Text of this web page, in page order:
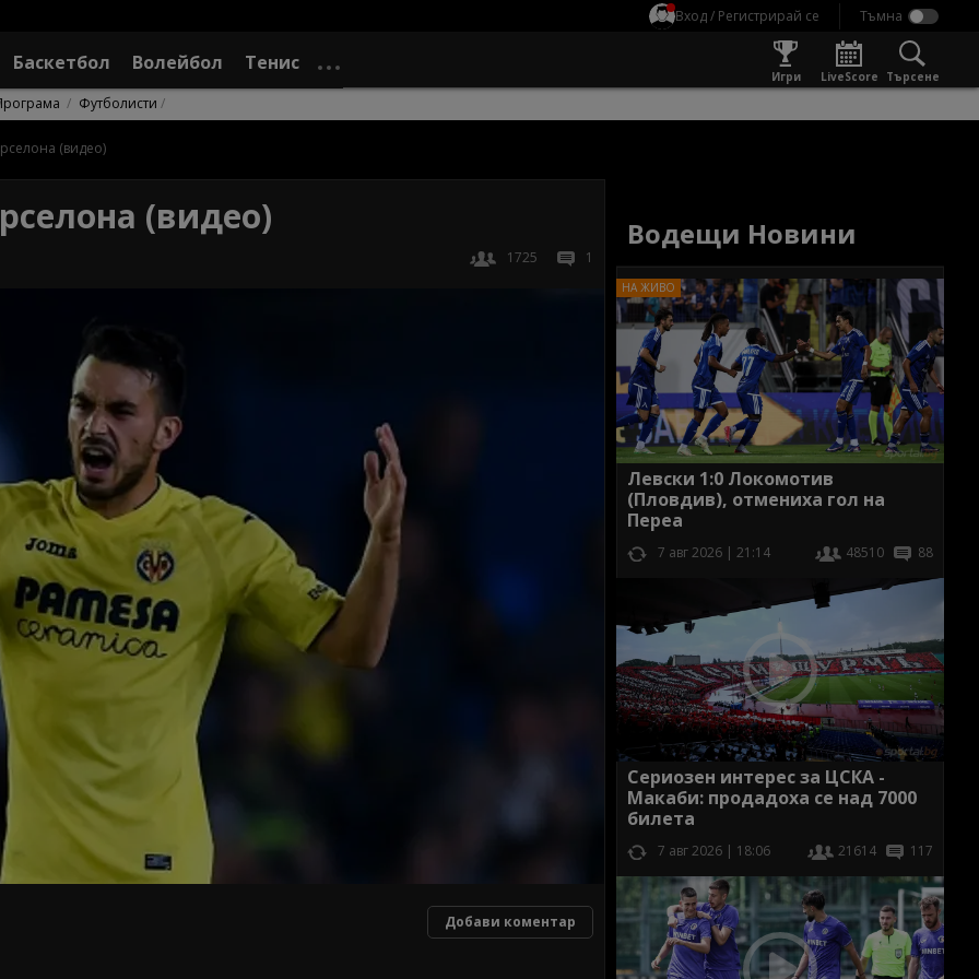
Вход / Регистрирай се
Баскетбол Волейбол Тенис
Игри LiveScore Търсене
Футболисти
(видео)
(видео)
1725 1
Добави коментар
Водещи Новини
Левски 1:0 Локомотив
(Пловдив), отмениха гол на
Переа
7 авг 2026 | 21:14 48510 88
Сериозен интерес за ЦСКА -
Макаби: продадоха се над 7000
билета
7 авг 2026 | 18:06 21614 117